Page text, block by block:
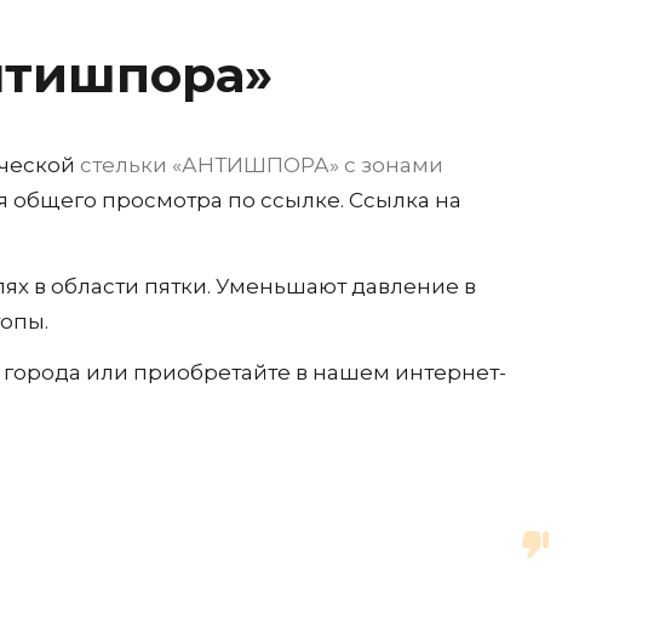
стельки «АНТИШПОРА» с зонами
общего просмотра по ссылке. Ссылка на
в области пятки. Уменьшают давление в
или приобретайте в нашем интернет-